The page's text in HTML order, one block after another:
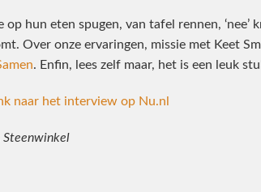
op hun eten spugen, van tafel rennen, ‘nee’
Over onze ervaringen, missie met Keet
. Enfin, lees zelf maar, het is een leuk
naar het interview op Nu.nl
Steenwinkel